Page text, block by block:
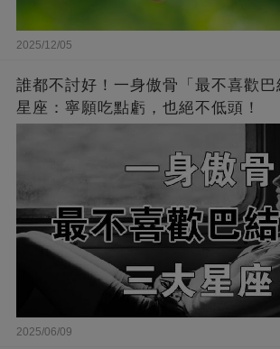
2025/12/05
誰都不討好！一身傲骨「最不喜歡
星座：寧願吃點虧，也絕不低頭！
2025/06/09